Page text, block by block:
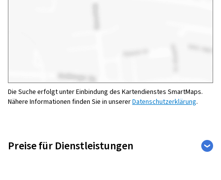
Die Suche erfolgt unter Einbindung des Kartendienstes SmartMaps.
Nähere Informationen finden Sie in unsererDatenschutzerklärung.
Preise für Dienstleistungen